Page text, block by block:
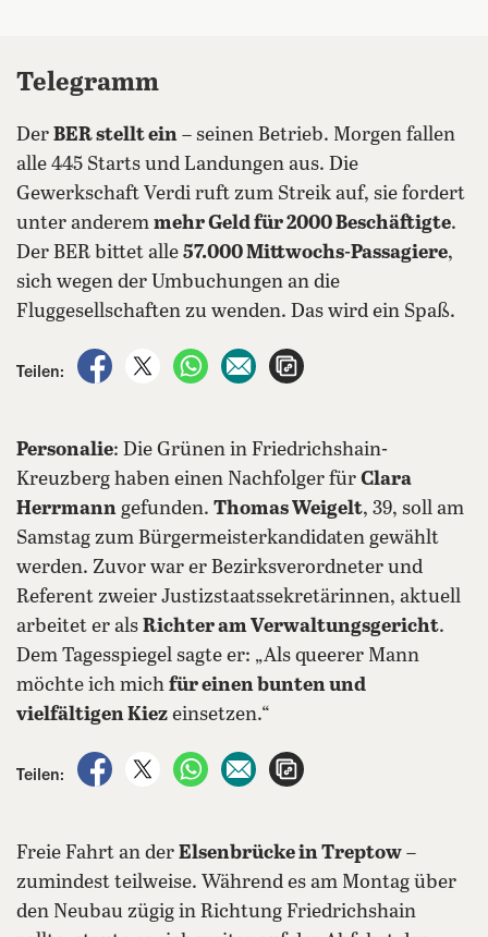
Telegramm
Der BER stellt ein – seinen Betrieb. Morgen fallen
alle 445 Starts und Landungen aus. Die
Gewerkschaft Verdi ruft zum Streik auf, sie fordert
unter anderem mehr Geld für 2000 Beschäftigte.
Der BER bittet alle 57.000 Mittwochs-Passagiere,
sich wegen der Umbuchungen an die
Fluggesellschaften zu wenden. Das wird ein Spaß.
Teilen:
auf Facebook teilen
auf X teilenper WhatsApp teilen
per E-Mail teilen
Personalie: Die Grünen in Friedrichshain-
Kreuzberg haben einen Nachfolger für Clara
Herrmann gefunden. Thomas Weigelt, 39, soll am
Samstag zum Bürgermeisterkandidaten gewählt
werden. Zuvor war er Bezirksverordneter und
Referent zweier Justizstaatssekretärinnen, aktuell
arbeitet er als Richter am Verwaltungsgericht.
Dem Tagesspiegel sagte er: „Als queerer Mann
möchte ich mich für einen bunten und
vielfältigen Kiez einsetzen.“
Teilen:
auf Facebook teilen
auf X teilenper WhatsApp teilen
per E-Mail teilen
Freie Fahrt an der Elsenbrücke in Treptow –
zumindest teilweise. Während es am Montag über
den Neubau zügig in Richtung Friedrichshain